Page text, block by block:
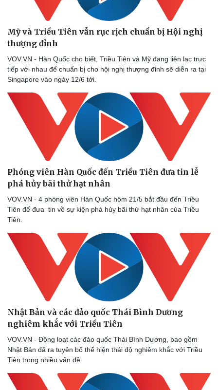
Thể thao
Bóng đá
Lịch thi đấu bóng đá
Thế giới thể thao
eSports
Ô tô - Xe máy
Xe máy
Tư vấn
Mỹ và Triều Tiên vẫn rục rịch chuẩn bị Hội nghị
thượng đỉnh
VOV.VN - Hàn Quốc cho biết, Triều Tiên và Mỹ đang liên lạc trực
tiếp với nhau để chuẩn bị cho hội nghị thượng đỉnh sẽ diễn ra tại
Singapore vào ngày 12/6 tới.
Phóng viên Hàn Quốc đến Triều Tiên đưa tin lễ
phá hủy bãi thử hạt nhân
VOV.VN - 4 phóng viên Hàn Quốc hôm 21/5 bắt đầu đến Triều
Tiên để đưa tin về sự kiện phá hủy bãi thử hạt nhân của Triều
Tiên.
Nhật Bản và các đảo quốc Thái Bình Dương
nghiêm khắc với Triều Tiên
VOV.VN - Đồng loạt các đảo quốc Thái Bình Dương, bao gồm
Nhật Bản đã ra tuyên bố thể hiện thái độ nghiêm khắc với Triều
Tiên trong nhiều vấn đề.